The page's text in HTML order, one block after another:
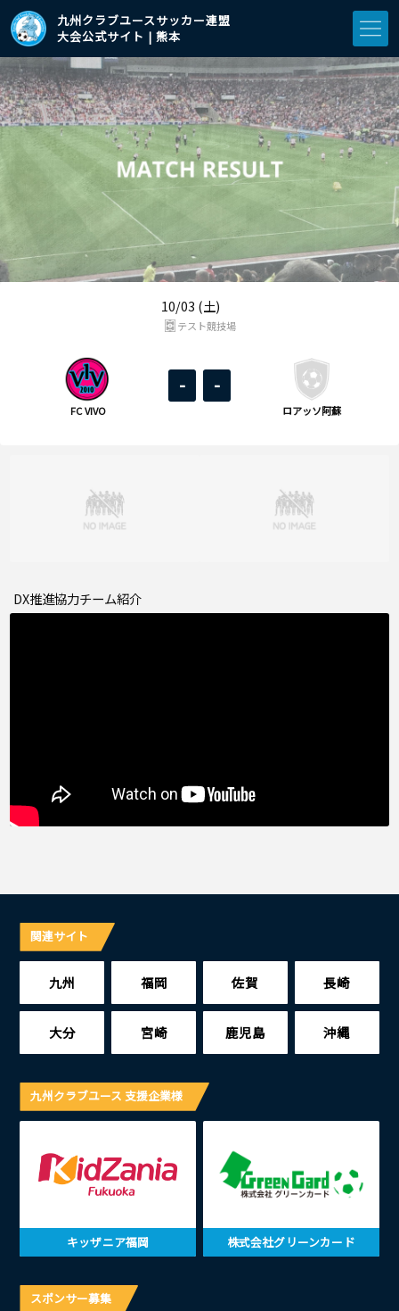
九州クラブユースサッカー連盟
大会公式サイト | 熊本
10/03 (土)
FC VIVO
- -
ロアッソ阿蘇
テスト競技場
DX推進協力チーム紹介
関連サイト
九州 福岡 佐賀 長崎
大分 宮崎 鹿児島 沖縄
九州クラブユース 支援企業様
キッザニア福岡 株式会社グリーンカード
スポンサー募集